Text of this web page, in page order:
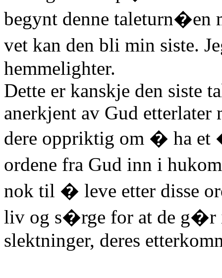
begynt denne taleturn�en
vet kan den bli min siste.
hemmelighter.
Dette er kanskje den siste
anerkjent av Gud etterlater
dere oppriktig om � ha et
ordene fra Gud inn i
nok til � leve etter disse
liv og s�rge for at de g�r
slektninger, deres